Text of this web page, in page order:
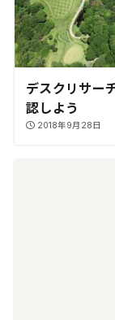
デスクリサー
認しよう
2018年9月28日